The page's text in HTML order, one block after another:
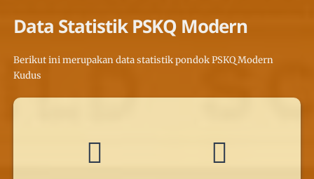
Data Statistik PSKQ Modern
Berikut ini merupakan data statistik pondok PSKQ Modern
Kudus